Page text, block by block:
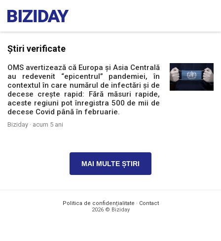
Știri verificate
OMS avertizează că Europa și Asia Centrală
au redevenit “epicentrul” pandemiei, în
contextul în care numărul de infectări și de
decese crește rapid: Fără măsuri rapide,
aceste regiuni pot înregistra 500 de mii de
decese Covid până în februarie.
Biziday · acum 5 ani
MAI MULTE ȘTIRI
Politica de confidențialitate · Contact
2026 © Biziday